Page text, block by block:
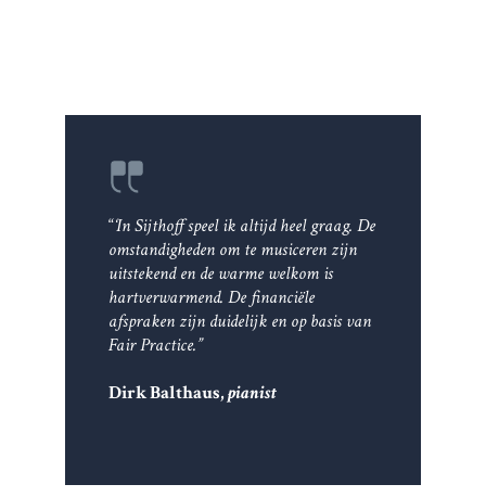
“‘In Sijthoff speel ik altijd heel graag. De
omstandigheden om te musiceren zijn
uitstekend en de warme welkom is
hartverwarmend. De financiële
afspraken zijn duidelijk en op basis van
Fair Practice.”
Dirk Balthaus,pianist